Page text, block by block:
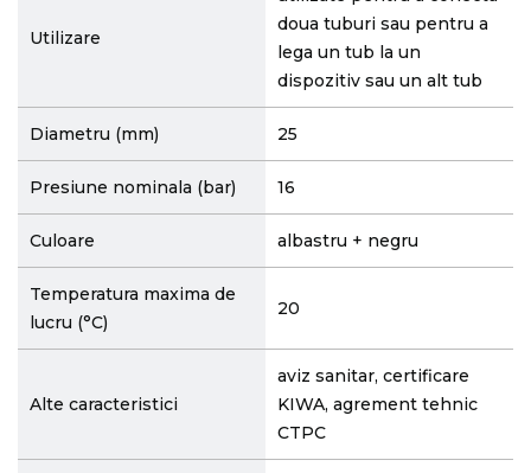
Utilizare
doua tuburi sau pentru a
lega un tub la un
dispozitiv sau un alt tub
Diametru (mm) 25
Presiune nominala (bar) 16
Culoare albastru + negru
Temperatura maxima de
lucru (°C)
20
Alte caracteristici
aviz sanitar, certificare
KIWA, agrement tehnic
CTPC